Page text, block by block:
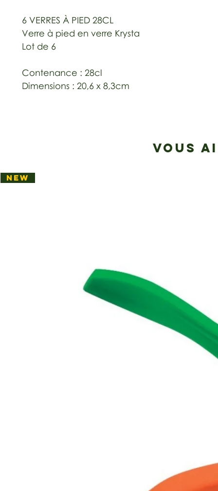
6 VERRES À PIED 28CL
Verre à pied en verre Krysta
Lot de 6
Contenance : 28cl
Dimensions : 20,6 x 8,3cm
VOUS
NEW